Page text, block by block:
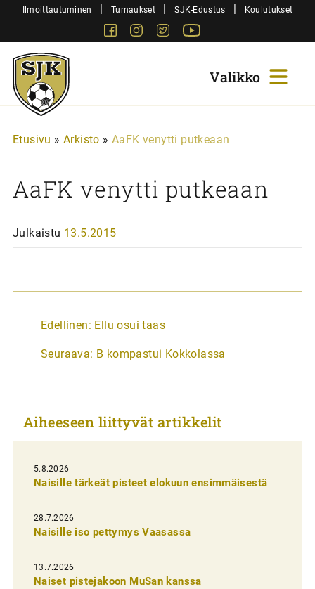
SiirryIlmoittautuminen | Turnaukset | SJK-Edustus | Koulutukset
FacebookInstagram
Twitter
Sjk-
Juniorit
Etusivu » Arkisto » AaFK venytti putkeaan
AaFK venytti putkeaan
Julkaistu 13.5.2015
A
t
k
e
l
i
e
n
e
Edellinen: Ellu osui taas
Seuraava: B kompastui Kokkolassa
Aiheeseen liittyvät artikkelit
5.8.2026
Naisille tärkeät pisteet elokuun ensimmäisestä
28.7.2026
Naisille iso pettymys Vaasassa
13.7.2026
Naiset pistejakoon MuSan kanssa